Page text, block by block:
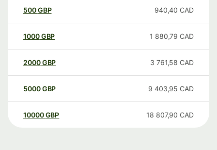
500GBP 940,40 CAD
1000GBP 1 880,79 CAD
2000GBP 3 761,58 CAD
5000GBP 9 403,95 CAD
10000 GBP 18 807,90 CAD